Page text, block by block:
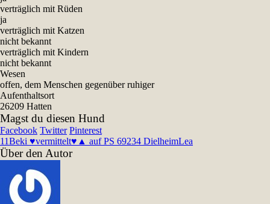
verträglich mit Rüden
ja
verträglich mit Katzen
nicht bekannt
verträglich mit Kindern
nicht bekannt
Wesen
offen, dem Menschen gegenüber ruhiger
Aufenthaltsort
26209 Hatten
Magst du diesen Hund
Facebook Twitter Pinterest
11Beki ♥vermittelt♥▲ auf PS 69234 DielheimLea
Über den Autor